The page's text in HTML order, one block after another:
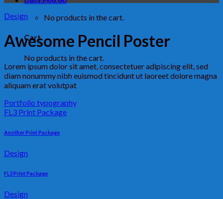
No products in the cart.
Cart
No products in the cart.
Design
Awesome Pencil Poster
Lorem ipsum dolor sit amet, consectetuer adipiscing elit, sed
diam nonummy nibh euismod tincidunt ut laoreet dolore magna
aliquam erat volutpat
Portfolio typography
FL3 Print Package
Another Print Package
Design
FL3 Print Package
Design